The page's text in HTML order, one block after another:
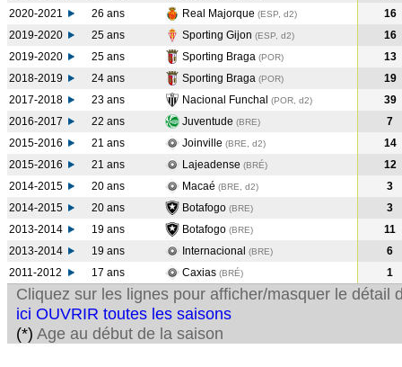
2020-2021
26 ans Real Majorque (ESP, d2)
16
2019-2020
25 ans Sporting Gijon (ESP, d2)
16
2019-2020
25 ans Sporting Braga (POR)
13
2018-2019
24 ans Sporting Braga (POR)
19
2017-2018
23 ans Nacional Funchal (POR, d2)
39
2016-2017
22 ans Juventude (BRE)
7
2015-2016
21 ans Joinville (BRE, d2)
14
2015-2016
21 ans Lajeadense (BRÉ)
12
2014-2015
20 ans Macaé (BRE, d2)
3
2014-2015
20 ans Botafogo (BRE)
3
2013-2014
19 ans Botafogo (BRE)
11
2013-2014
19 ans Internacional (BRE)
6
2011-2012
17 ans Caxias (BRÉ) 1
Cliquez sur les lignes pour afficher/masquer le détail
ici OUVRIR toutes les saisons
(*) Age au début de la saison